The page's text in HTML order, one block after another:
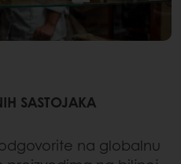
SASTOJAKA
na globalnu